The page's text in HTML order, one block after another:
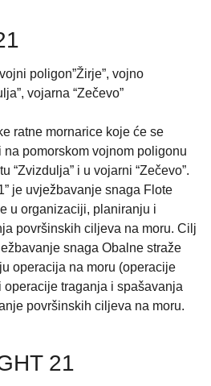
poligon”Žirje”, vojno
vojarna “Zečevo”
ratne mornarice koje će se
pomorskom vojnom poligonu
“Zvizdulja” i u vojarni “Zečevo”.
je uvježbavanje snaga Flote
u organizaciji, planiranju i
površinskih ciljeva na moru. Cilj
snaga Obalne straže
operacija na moru (operacije
operacije traganja i spašavanja
površinskih ciljeva na moru.
21